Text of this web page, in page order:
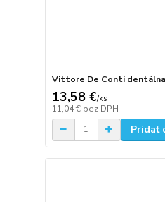
Vittore De Conti dentálna
13,58 €/ks
11,04 € bez DPH
Pridať